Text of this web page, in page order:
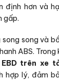
định hơn và
gấp.
song và
ABS. Trong
trên xe
hợp lý, đảm